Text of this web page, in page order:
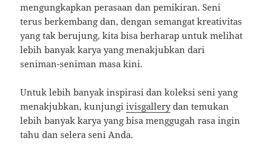
mengungkapkan perasaan dan pemikiran. Seni
terus berkembang dan, dengan semangat kreativitas
yang tak berujung, kita bisa berharap untuk melihat
lebih banyak karya yang menakjubkan dari
seniman-seniman masa kini.
Untuk lebih banyak inspirasi dan koleksi seni yang
menakjubkan, kunjungiivisgallerydan temukan
lebih banyak karya yang bisa menggugah rasa ingin
tahu dan selera seni Anda.